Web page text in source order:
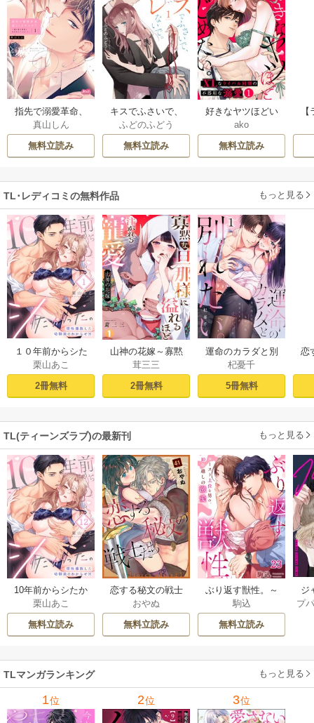
指先で溺愛革命、
起こしませんか？
～謎の独身貴族に
彼氏宣言されまし
真山しん
無料立読み
キスでふさいで、
バレないで。【描
き下ろしおまけ付
き特装版】
ふどのふどう
無料立読み
好きなヤツほどい
じめたい。XLなラ
イバル同期の不器
用な溺愛
ako
無料立読み
TL･レディコミの無料作品 もっと見る
１０年前からシた
かった。～理性爆
散した幼馴染のわ
からせＨ（１）
栗山あこ
2冊無料
山神の花嫁～寡黙
な旦那様に溢れる
ほど注がれる寵愛
～【TL版】 1巻
茸三三
2冊無料
運命のカラダと別
れたい。～思い出
したくなかった、
元カレとのズブズ
杞憂千
5冊無料
恋
TL(ティーンズラブ)の最新刊 もっと見る
10年前からシたか
った。～理性爆散
した幼馴染のわか
らせＨ 12巻
栗山あこ
無料立読み
恋する秘文の戦士
たち【forcs edite
d】 43-44巻
おやぬ
無料立読み
ぶり返す獣性。～
カースト上位な男
の、10年越しの激
愛 23巻
駒込
無料立読み
ジ
ク
プ
TLマンガランキング もっと見る
1位 2位 3位